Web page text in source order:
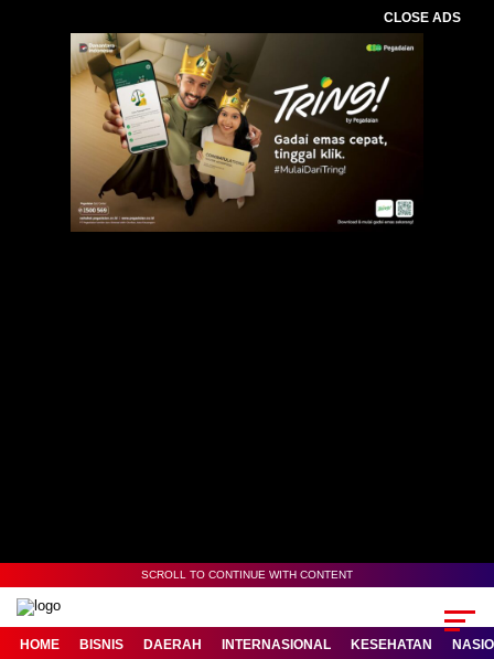
CLOSE ADS
SCROLL TO CONTINUE WITH CONTENT
HOME BISNIS DAERAH INTERNASIONAL KESEHATAN